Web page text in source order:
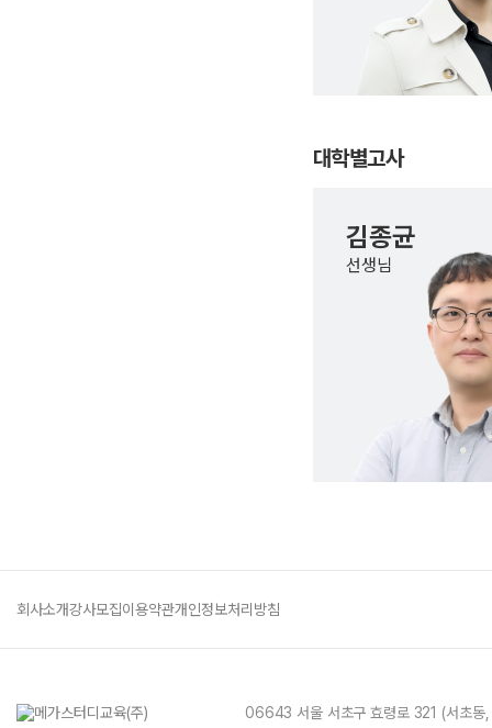
대학별고사
김종균
선생님
회사소개강사모집이용약관개인정보처리방침
06643 서울 서초구 효령로 321 (서초